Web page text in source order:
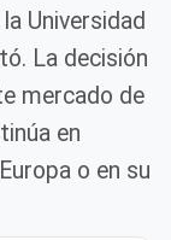
Universidad
La decisión
mercado de
en
o en su